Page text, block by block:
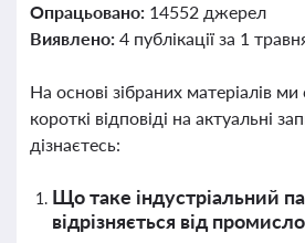
Опрацьовано: 14552 джерел
Виявлено: 4 публікації за 1
На основі зібраних матеріалів
короткі відповіді на актуальні
дізнаєтесь:
Що таке індустріальний
відрізняється від